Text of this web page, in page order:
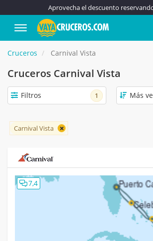
Aprovecha el descuento
Cruceros Carnival Vista
Cruceros Carnival Vista
Filtros 1
Carnival Vista
7,4